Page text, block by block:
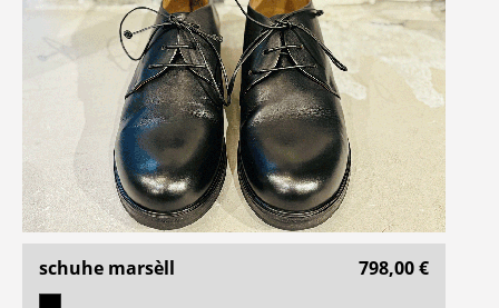
schuhe marsèll 798,00 €